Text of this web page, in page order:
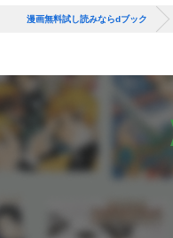
漫画無料試し読みならdブック